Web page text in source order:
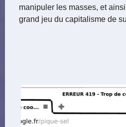
manipuler les masses, et
grand jeu du capitalisme de